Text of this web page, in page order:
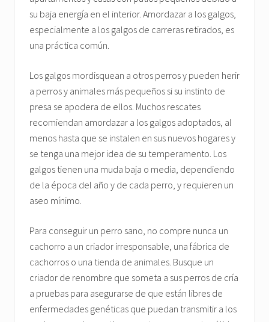
su baja energía en el interior. Amordazar a los galgos,
especialmente a los galgos de carreras retirados, es
una práctica común.
Los galgos mordisquean a otros perros y pueden herir
a perros y animales más pequeños si su instinto de
presa se apodera de ellos. Muchos rescates
recomiendan amordazar a los galgos adoptados, al
menos hasta que se instalen en sus nuevos hogares y
se tenga una mejor idea de su temperamento. Los
galgos tienen una muda baja o media, dependiendo
de la época del año y de cada perro, y requieren un
aseo mínimo.
Para conseguir un perro sano, no compre nunca un
cachorro a un criador irresponsable, una fábrica de
cachorros o una tienda de animales. Busque un
criador de renombre que someta a sus perros de cría
a pruebas para asegurarse de que están libres de
enfermedades genéticas que puedan transmitir a los